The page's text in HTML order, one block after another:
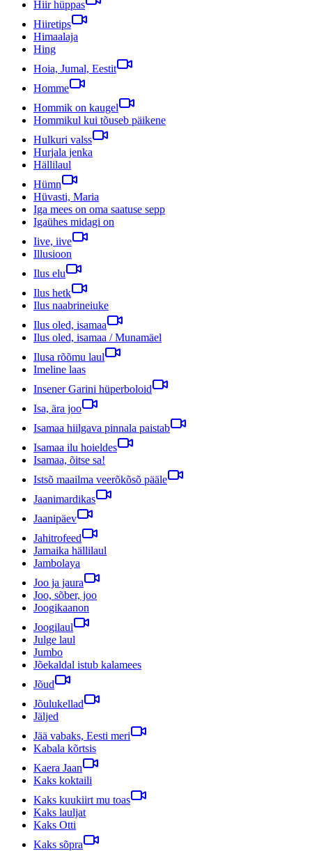
Hiir hüppas
Hiiretips
Himaalaja
Hing
Hoia, Jumal, Eestit
Homme
Hommik on kaugel
Hommikul kui tõuseb päikene
Hulkuri valss
Hurjala jenka
Hällilaul
Hümn
Hüvasti, Maria
Iga mees on oma saatuse sepp
Igaühes midagi on
Iive, iive
Illusioon
Ilus elu
Ilus hetk
Ilus naabrineiuke
Ilus oled, isamaa
Ilus oled, isamaa / Munamäel
Ilusa rõõmu laul
Imeline laas
Insener Garini hüperboloid
Isa, ära joo
Isamaa hiilgava pinnala paistab
Isamaa ilu hoieldes
Isamaa, õitse sa!
Istsõ maailma veerõkõsõ pääle
Jaanimardikas
Jaanipäev
Jahitrofeed
Jamaika hällilaul
Jambolaya
Joo ja jaura
Joo, sõber, joo
Joogikaanon
Joogilaul
Julge laul
Jumbo
Jõekaldal istub kalamees
Jõud
Jõulukellad
Jäljed
Jää vabaks, Eesti meri
Kabala kõrtsis
Kaera Jaan
Kaks koktaili
Kaks kuukiirt mu toas
Kaks lauljat
Kaks Otti
Kaks sõpra